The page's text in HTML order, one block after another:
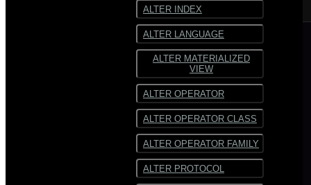
ALTER INDEX
ALTER LANGUAGE
ALTER MATERIALIZED
VIEW
ALTER OPERATOR
ALTER OPERATOR CLASS
ALTER OPERATOR FAMILY
ALTER PROTOCOL